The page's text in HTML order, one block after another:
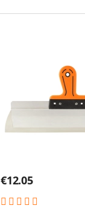
€12.05